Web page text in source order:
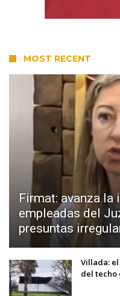
MOST RECENT
Firmat: avanza
empleadas del
presuntas
Villada:
del